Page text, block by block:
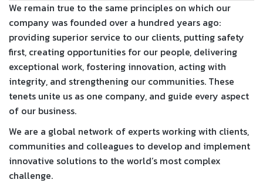
We remain true to the same principles on which our
company was founded over a hundred years ago:
providing superior service to our clients, putting safety
first, creating opportunities for our people, delivering
exceptional work, fostering innovation, acting with
integrity, and strengthening our communities. These
tenets unite us as one company, and guide every aspect
of our business.
We are a global network of experts working with clients,
communities and colleagues to develop and implement
innovative solutions to the world’s most complex
challenge.